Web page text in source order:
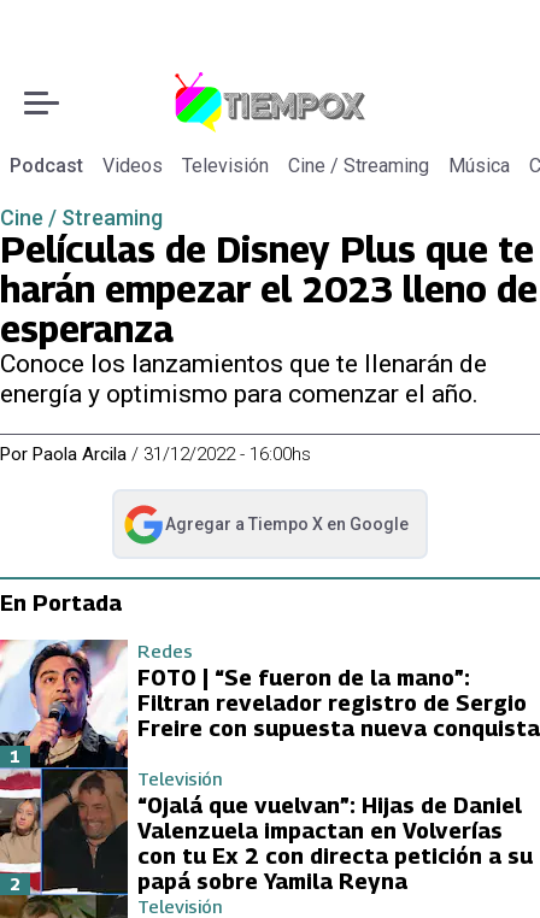
Podcast Videos Televisión Cine / Streaming Música
Cine / Streaming
Películas de Disney Plus que te
harán empezar el 2023 lleno de
esperanza
Conoce los lanzamientos que te llenarán de
energía y optimismo para comenzar el año.
Por Paola Arcila / 31/12/2022 - 16:00hs
Agregar a Tiempo Xen Google
abre en nueva pestaña
En Portada
Redes
FOTO | “Se fueron de la mano”:
Filtran revelador registro de Sergio
Freire con supuesta nueva conquista
1
Televisión
“Ojalá que vuelvan”: Hijas de Daniel
Valenzuela impactan en Volverías
con tu Ex 2 con directa petición a su
papá sobre Yamila Reyna
2
Televisión